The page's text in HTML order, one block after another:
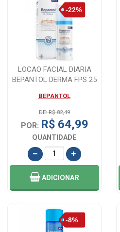
LOCAO FACIAL DIARIA
BEPANTOL DERMA FPS 25
BEPANTOL
DE: R$ 82,49
POR: R$ 64,99
QUANTIDADE
ADICIONAR